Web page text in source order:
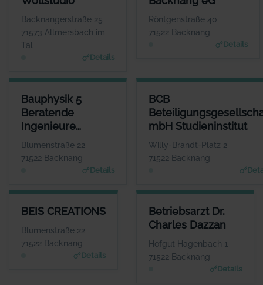
Backnangerstraße 25
71573 Allmersbach im
Tal
Details
Frau Andrea Klink
WEBSITE
www.mein-wollstudio.d
e
Röntgenstraße 40
71522 Backnang
Details
Herr Raphael
Bauphysik 5
Beratende
Ingenieure
PartGmbB
Blumenstraße 22
71522 Backnang
Details
BAUPHYSIK 5 BERATENDE INGENIEURE PARTGMBB
ANSPRECHPARTNER
Herr Steffen Blessing
WEBSITE
BCB
mbH Studieninstitut
Willy-Brandt-Platz 2
71522 Backnang
BCB
BEIS CREATIONS
Blumenstraße 22
71522 Backnang
Details
BEIS CREATIONS
Herr Georg Beis
www.beis-creations.co
m
Betriebsarzt Dr.
Charles Dazzan
Hofgut Hagenbach 1
71522 Backnang
Details
BETRIEBSARZT DR. CHARLES
Herr Charles
www.hausarztpraxis-